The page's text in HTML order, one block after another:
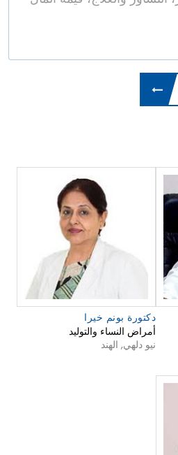
دكتورة بونم خيرا
أمراض النساء والتوليد
نيو دلهي, الهند